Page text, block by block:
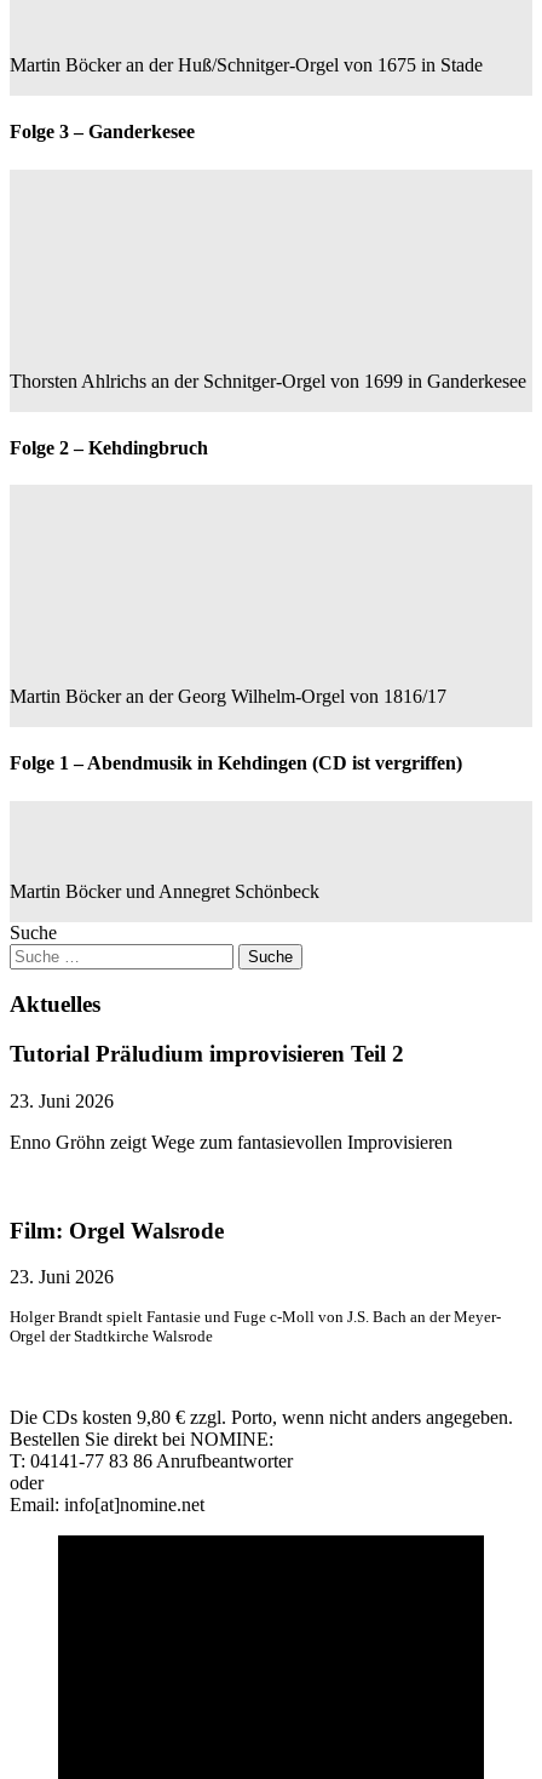
Martin Böcker an der Huß/Schnitger-Orgel von 1675 in Stade
Folge 3 – Ganderkesee
Thorsten Ahlrichs an der Schnitger-Orgel von 1699 in Ganderkesee
Folge 2 – Kehdingbruch
Martin Böcker an der Georg Wilhelm-Orgel von 1816/17
Folge 1 – Abendmusik in Kehdingen (CD ist vergriffen)
Martin Böcker und Annegret Schönbeck
Suche
Aktuelles
Tutorial Präludium improvisieren Teil 2
23. Juni 2026
Enno Gröhn zeigt Wege zum fantasievollen Improvisieren
Film: Orgel Walsrode
23. Juni 2026
Holger Brandt spielt Fantasie und Fuge c-Moll von J.S. Bach an der Meyer-
Orgel der Stadtkirche Walsrode
Die CDs kosten 9,80 € zzgl. Porto, wenn nicht anders angegeben.
Bestellen Sie direkt bei NOMINE:
T: 04141-77 83 86 Anrufbeantworter
oder
Email: info[at]nomine.net